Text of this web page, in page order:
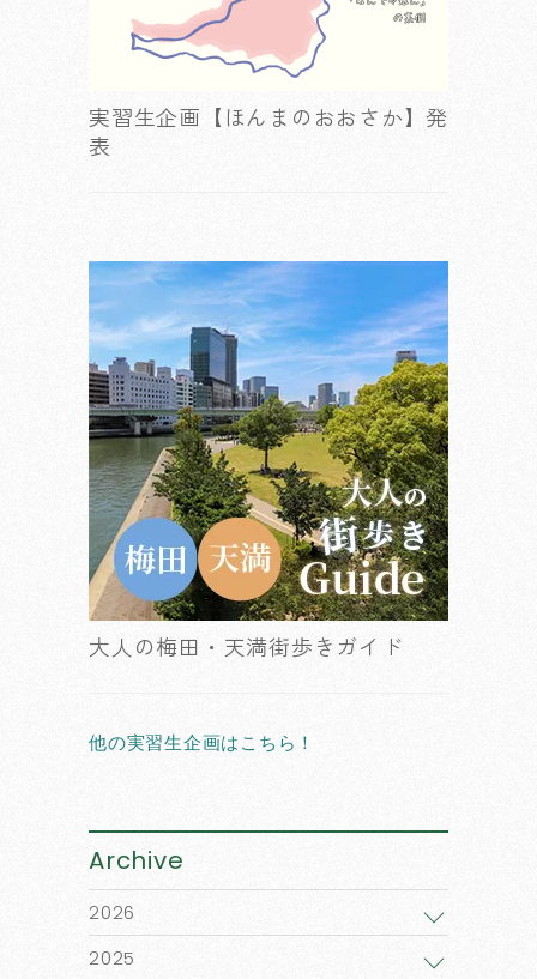
実習生企画【ほんまのおおさか】発
表
大人の梅田・天満街歩きガイド
他の実習生企画はこちら！
Archive
2026
2025